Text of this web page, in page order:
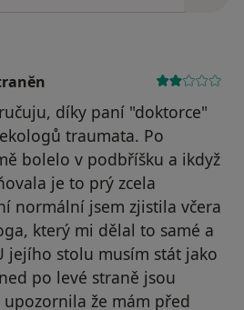
díky paní "doktorce"
traumata. Po
bolelo v podbříšku a ikdyž
je to prý zcela
normální jsem zjistila včera
který mi dělal to samé a
jejího stolu musím stát jako
po levé straně jsou
upozornila že mám před